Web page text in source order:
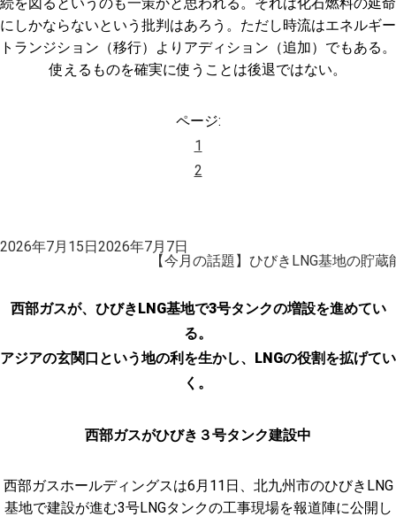
にしかならないという批判はあろう。ただし時流はエネルギー
トランジション（移行）よりアディション（追加）でもある。
使えるものを確実に使うことは後退ではない。
ページ:
1
2
投
2026年7月15日2026年7月7日
【今月の話題】ひびきLNG基地の貯
西部ガスが、ひびきLNG基地で3号タンクの増設を進めてい
る。
アジアの玄関口という地の利を生かし、LNGの役割を拡げてい
く。
西部ガスがひびき３号タンク建設中
西部ガスホールディングスは6月11日、北九州市のひびきLNG
基地で建設が進む3号LNGタンクの工事現場を報道陣に公開し